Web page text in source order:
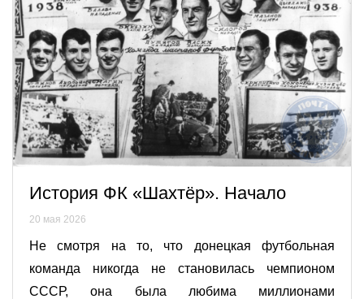
История ФК «Шахтёр». Начало
20 мая 2026
Не смотря на то, что донецкая футбольная
команда никогда не становилась чемпионом
СССР, она была любима миллионами